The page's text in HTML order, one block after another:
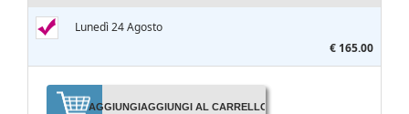
Lunedì 24 Agosto
€ 165.00
AGGIUNGIAGGIUNGI AL CARRELLO